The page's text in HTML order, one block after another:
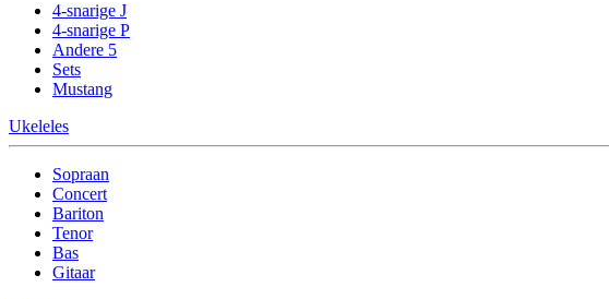
4-snarige J
4-snarige P
Andere 5
Sets
Mustang
Ukeleles
Sopraan
Concert
Bariton
Tenor
Bas
Gitaar